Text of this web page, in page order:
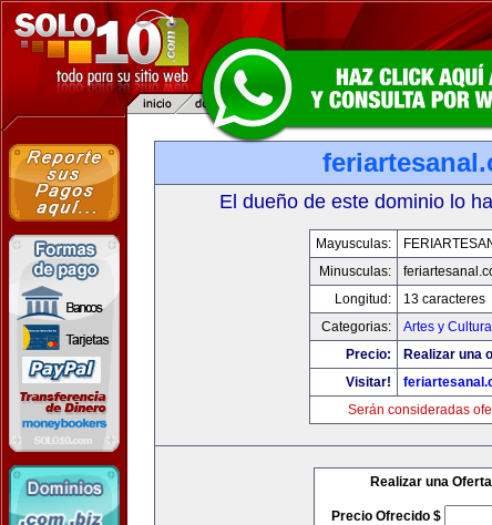
El dueño de este dominio lo
Mayusculas:
Minusculas:
Longitud:
13 caracteres
Categorias:
Artes y Cultura
Precio:
Realizar una
Visitar!
Serán consideradas
Realizar una Oferta
Precio Ofrecido $